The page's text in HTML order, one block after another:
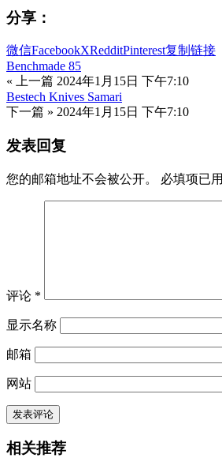
分享：
微信FacebookXRedditPinterest复制链接
Benchmade 85
« 上一篇 2024年1月15日 下午7:10
Bestech Knives Samari
下一篇 » 2024年1月15日 下午7:10
发表回复
您的邮箱地址不会被公开。 必填项已用
评论 *
显示名称
邮箱
网站
相关推荐